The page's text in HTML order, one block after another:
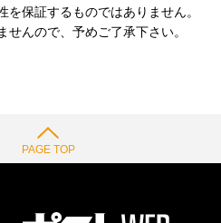
保証するものではありません。
んので、予めご了承下さい。
PAGE TOP